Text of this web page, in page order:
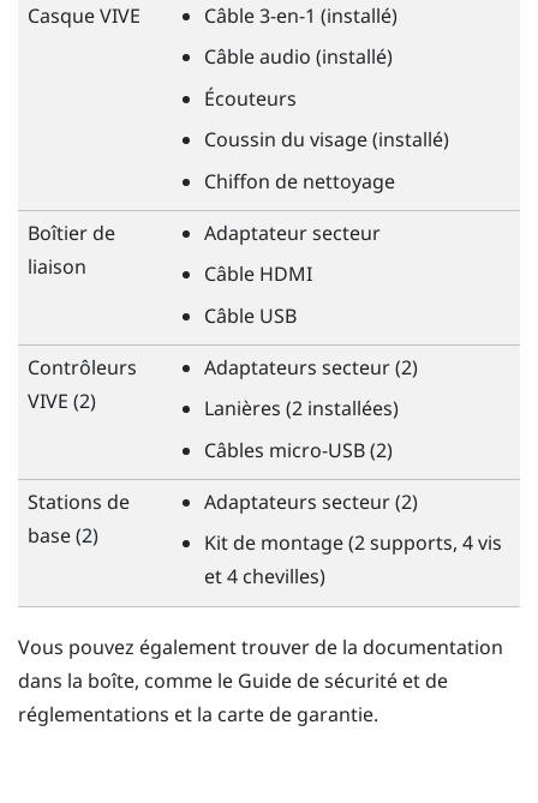
CasqueVIVE
Câble 3-en-1 (installé)
Câble audio (installé)
Écouteurs
Coussin du visage (installé)
Chiffon de nettoyage
Boîtier de
liaison
Adaptateur secteur
Câble HDMI
Câble USB
Contrôleurs
VIVE (2)
Adaptateurs secteur (2)
Lanières (2 installées)
Câbles micro-USB (2)
Stations de
base (2)
Adaptateurs secteur (2)
Kit de montage (2 supports, 4 vis
et 4 chevilles)
Vous pouvez également trouver de la documentation
dans la boîte, comme le Guide de sécurité et de
réglementations et la carte de garantie.